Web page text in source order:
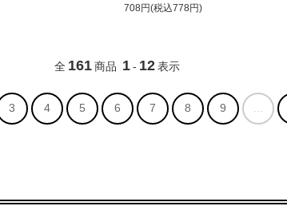
708円(税込778円)
全 161商品 1- 12表示
3 4 5 6 7 8 9